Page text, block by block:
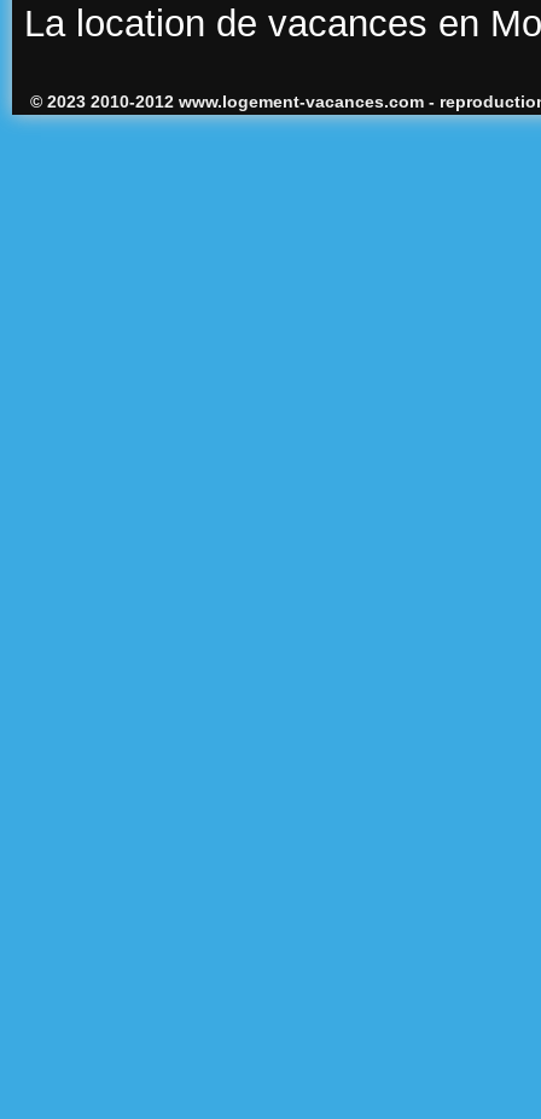
La location de vacances en
© 2023 2010-2012 www.logement-vacances.com -